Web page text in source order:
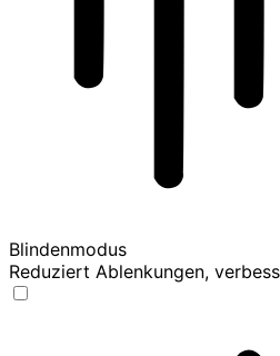
Blindenmodus
Reduziert Ablenkungen,